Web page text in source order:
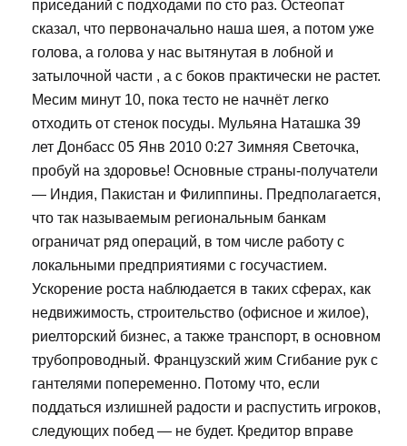
приседаний с подходами по сто раз. Остеопат
сказал, что первоначально наша шея, а потом уже
голова, а голова у нас вытянутая в лобной и
затылочной части , а с боков практически не растет.
Месим минут 10, пока тесто не начнёт легко
отходить от стенок посуды. Мульяна Наташка 39
лет Донбасс 05 Янв 2010 0:27 Зимняя Светочка,
пробуй на здоровье! Основные страны-получатели
— Индия, Пакистан и Филиппины. Предполагается,
что так называемым региональным банкам
ограничат ряд операций, в том числе работу с
локальными предприятиями с госучастием.
Ускорение роста наблюдается в таких сферах, как
недвижимость, строительство (офисное и жилое),
риелторский бизнес, а также транспорт, в основном
трубопроводный. Французский жим Сгибание рук с
гантелями попеременно. Потому что, если
поддаться излишней радости и распустить игроков,
следующих побед — не будет. Кредитор вправе